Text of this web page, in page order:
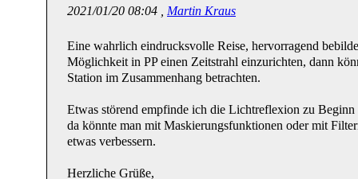
2021/01/20 08:04 , Martin Kraus
Eine wahrlich eindrucksvolle Reise, hervorragend
Möglichkeit in PP einen Zeitstrahl einzurichten, dann
Station im Zusammenhang betrachten.
Etwas störend empfinde ich die Lichtreflexion zu
da könnte man mit Maskierungsfunktionen oder mit
etwas verbessern.
Herzliche Grüße,